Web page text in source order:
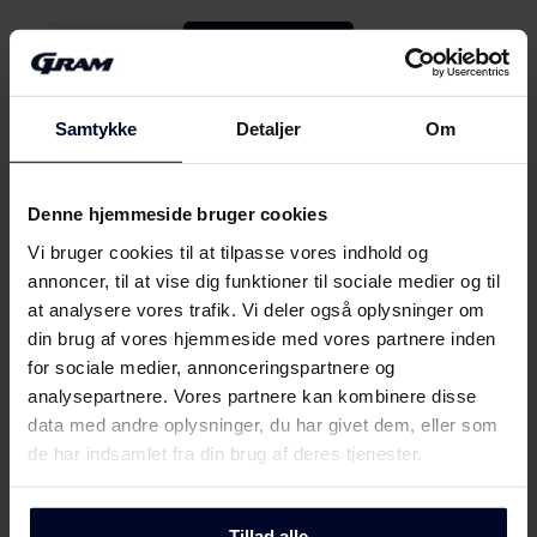
Samtykke Detaljer Om
Denne hjemmeside bruger cookies
Vi bruger cookies til at tilpasse vores indhold og
annoncer, til at vise dig funktioner til sociale medier og til
at analysere vores trafik. Vi deler også oplysninger om
din brug af vores hjemmeside med vores partnere inden
for sociale medier, annonceringspartnere og
analysepartnere. Vores partnere kan kombinere disse
data med andre oplysninger, du har givet dem, eller som
de har indsamlet fra din brug af deres tjenester.
Brugervejledning
Sikkerhedsoplysninger og
advarsler (DK)
advarsler (FI)
Sikkerhedsoplysninger og
advarsler (NO)
Download
Sikkerhedsoplysninger og
advarsler (SV)
Sikkerhedsoplysninger og
Download